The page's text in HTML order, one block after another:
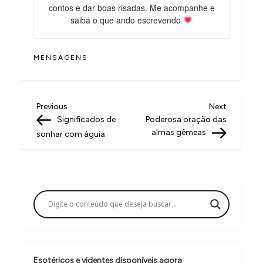
contos e dar boas risadas. Me acompanhe e
saiba o que ando escrevendo
MENSAGENS
N
a
g
a
ç
Previous
Post
Previous
Significados de
sonhar com águia
Next
Post
Next
Poderosa oração das
almas gêmeas
Esotéricos e videntes disponíveis agora